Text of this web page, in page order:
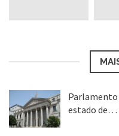
Parlamento
estado de…